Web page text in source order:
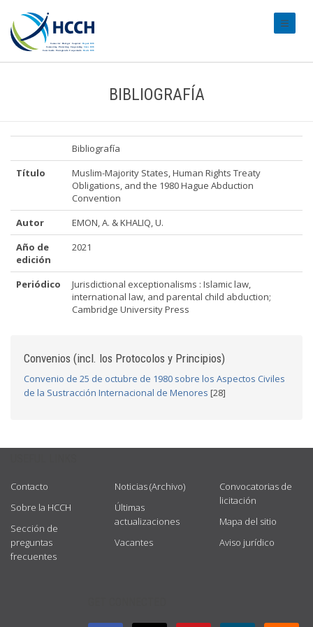
BIBLIOGRAFÍA
Bibliografía
Título
Muslim-Majority States, Human Rights Treaty
Obligations, and the 1980 Hague Abduction
Convention
Autor
EMON, A. & KHALIQ, U.
Año de
edición
2021
Periódico
Jurisdictional exceptionalisms : Islamic law,
international law, and parental child abduction;
Cambridge University Press
Convenios (incl. los Protocolos y Principios)
Convenio de 25 de octubre de 1980 sobre los Aspectos Civiles
de la Sustracción Internacional de Menores [28]
Contacto
Sobre la HCCH
Sección de
preguntas
frecuentes
Noticias (Archivo)
Últimas
actualizaciones
Vacantes
Convocatorias de
licitación
Mapa del sitio
Aviso jurídico